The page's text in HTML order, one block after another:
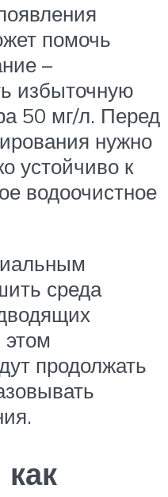
помочь
–
избыточную
50 мг/л. Перед
нужно
устойчиво к
водоочистное
среда
продолжать